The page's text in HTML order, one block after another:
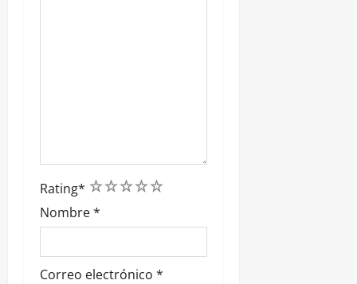
Rating* 5
4
3
2
1
Nombre*
Correo electrónico *